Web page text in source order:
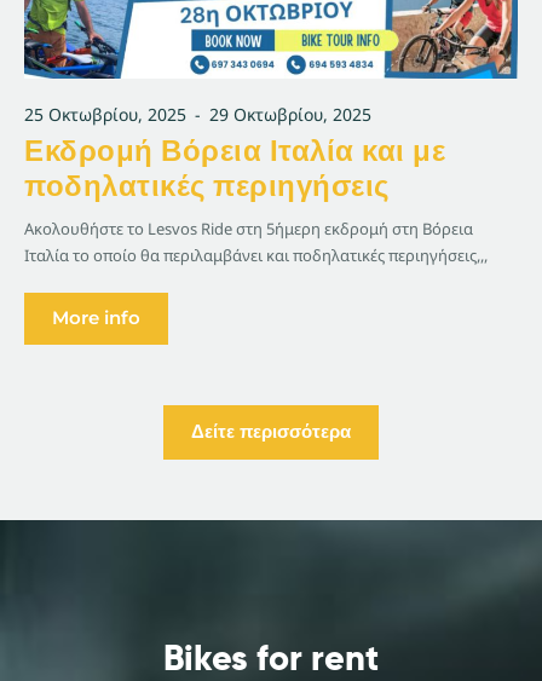
25 Οκτωβρίου, 2025 - 29 Οκτωβρίου, 2025
Εκδρομή Βόρεια Ιταλία και με
ποδηλατικές περιηγήσεις
Ακολουθήστε το Lesvos Ride στη 5ήμερη εκδρομή στη Βόρεια
Ιταλία το οποίο θα περιλαμβάνει και ποδηλατικές περιηγήσεις,,,
More info
Δείτε περισσότερα
Bikes for rent